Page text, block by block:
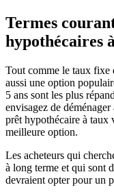
Termes
hypothécaires
Tout comme le taux fixe
aussi une option
5 ans sont les plus
envisagez de
prêt hypothécaire à taux
meilleure option.
Les acheteurs qui
à long terme et qui sont
devraient opter pour un